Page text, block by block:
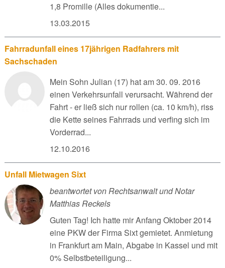
1,8 Promille (Alles dokumentie...
13.03.2015
Fahrradunfall eines 17jährigen Radfahrers mit
Sachschaden
Mein Sohn Julian (17) hat am 30. 09. 2016
einen Verkehrsunfall verursacht. Während der
Fahrt - er ließ sich nur rollen (ca. 10 km/h), riss
die Kette seines Fahrrads und verfing sich im
Vorderrad...
12.10.2016
Unfall Mietwagen Sixt
beantwortet von Rechtsanwalt und Notar
Matthias Reckels
Guten Tag! Ich hatte mir Anfang Oktober 2014
eine PKW der Firma Sixt gemietet. Anmietung
in Frankfurt am Main, Abgabe in Kassel und mit
0% Selbstbeteiligung...